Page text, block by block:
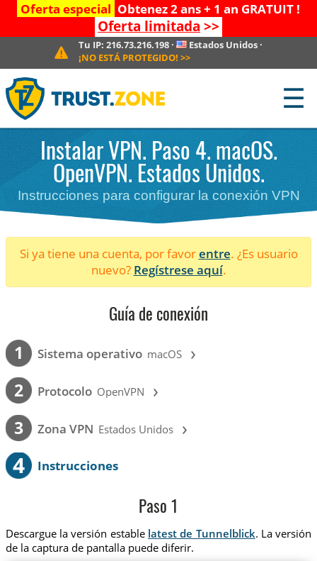
Oferta especial Obtenez 2 ans + 1 an GRATUIT !
Oferta limitada >>
Tu IP: 216.73.216.198· Estados Unidos ·
¡NO ESTÁ PROTEGIDO! >>
☰
Instalar VPN. Paso 4. macOS.
OpenVPN. Estados Unidos.
Instrucciones para configurar la conexión VPN
Si ya tiene una cuenta, por favorentre. ¿Es usuario
nuevo? Regístrese aquí.
Guía de conexión
1 Sistema operativo macOS ›
2 Protocolo OpenVPN ›
3 Zona VPN Estados Unidos ›
4 Instrucciones
Paso 1
Descargue la versión estable latest de Tunnelblick. La versión
de la captura de pantalla puede diferir.